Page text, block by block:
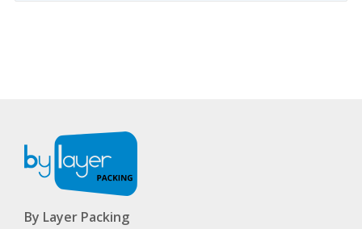
By Layer Packing